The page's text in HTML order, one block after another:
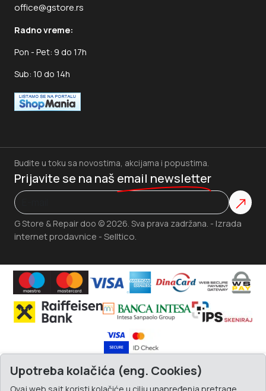
office@gstore.rs
Radno vreme:
Pon - Pet: 9 do 17h
Sub: 10 do 14h
G Store & Repair doo © 2026. Sva prava zadržana. - Izrada
internet prodavnice - Selltico.
Budite u toku sa novostima, akcijama i popustima.
Prijavite se na naš email newsletter
Upotreba kolačića (eng. Cookies)